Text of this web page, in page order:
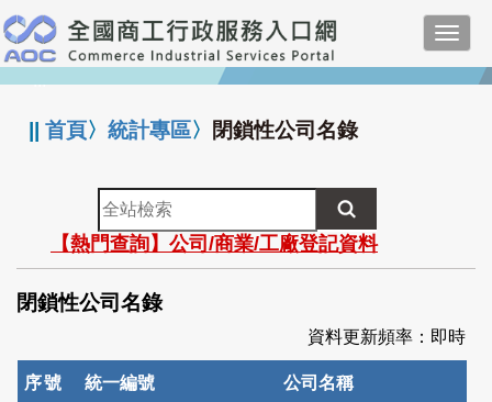
跳
到
主
要
:::
||首頁〉統計專區〉 閉鎖性公司名錄
全
站
檢
索
【熱門查詢】公司/商業/工廠登記資料
閉鎖性公司名錄
資料更新頻率：即時
序號 統一編號 公司名稱